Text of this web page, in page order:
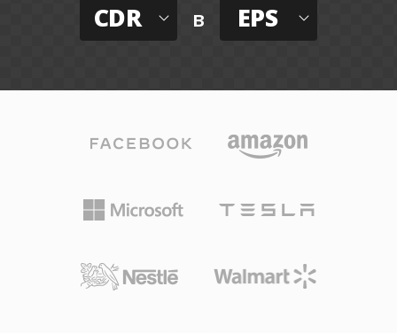
CDR в EPS